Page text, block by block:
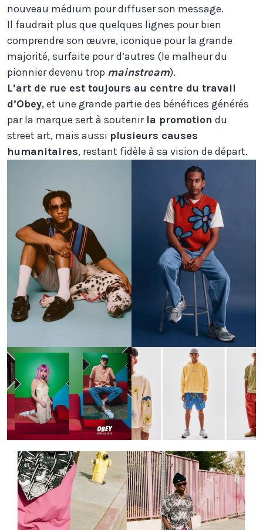
nouveau médium pour diffuser son message.
Il faudrait plus que quelques lignes pour bien
comprendre son œuvre, iconique pour la grande
majorité, surfaite pour d’autres (le malheur du
pionnier devenu trop mainstream).
L’art de rue est toujours au centre du travail
d’Obey, et une grande partie des bénéfices générés
par la marque sert à soutenir la promotion du
street art, mais aussi plusieurs causes
humanitaires, restant fidèle à sa vision de départ.